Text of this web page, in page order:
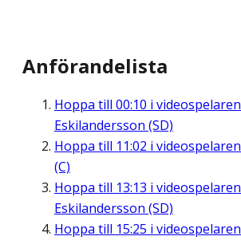
Anförandelista
Hoppa till 00:10 i videospelaren
Eskilandersson (SD)
Hoppa till 11:02 i videospelaren
(C)
Hoppa till 13:13 i videospelaren
Eskilandersson (SD)
Hoppa till 15:25 i videospelaren